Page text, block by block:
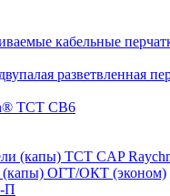
кабельные
разветвленная
ТСТ СВ6
(капы) ТCT CAP
(капы) ОГТ/ОКТ (эконом)
П